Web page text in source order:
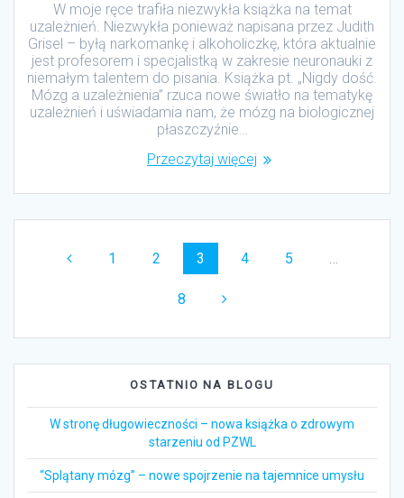
W moje ręce trafiła niezwykła książka na temat
uzależnień. Niezwykła ponieważ napisana przez Judith
Grisel – byłą narkomankę i alkoholiczkę, która aktualnie
jest profesorem i specjalistką w zakresie neuronauki z
niemałym talentem do pisania. Książka pt. „Nigdy dość.
Mózg a uzależnienia” rzuca nowe światło na tematykę
uzależnień i uświadamia nam, że mózg na biologicznej
płaszczyźnie…
Przeczytaj więcej
wpisów
Strona
1 Strona
2 Strona
3 Strona
4 Strona
5 …
Strona
8
OSTATNIO NA BLOGU
W stronę długowieczności – nowa książka o zdrowym
starzeniu od PZWL
“Splątany mózg” – nowe spojrzenie na tajemnice umysłu